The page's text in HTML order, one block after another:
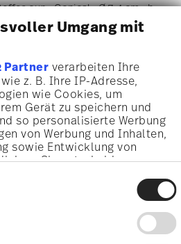
Umgang mit
Partnerverarbeiten Ihre
z. B. Ihre IP-Adresse,
wie Cookies, um
Gerät zu speichern und
so personalisierte Werbung
von Werbung und Inhalten,
sowie Entwicklung von
Sie entscheiden
jederzeit über die
durch Klicken auf das
ändern oder widerrufen
cup - Conical - Ø 7,4 cm - h
White